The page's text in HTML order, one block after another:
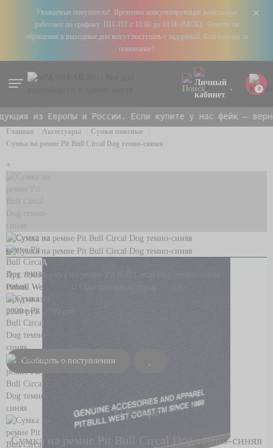
+
Уважаемые покупатели! Временно консультирующие менеджеры
работают по графику: ПН–ПТ с 10:00 до 18:00 (МСК). Ответы на
обращения в выходные дни могут поступать с задержкой. Благодарим за
понимание!
0
из Европы и России. Если купите у нас фейк — вернем
Главная Аксессуары
Сумки поясные
Сумка на ремне Pit Bull Circal Dog темно-синяя
+
НОВИНКА
Арт. 8903
Pitbull West Coast
Предзаказ
2920 руб.
Сообщить о поступлении
О товаре
Сумка на ремне Pit Bull Circal Dog темно-синяя